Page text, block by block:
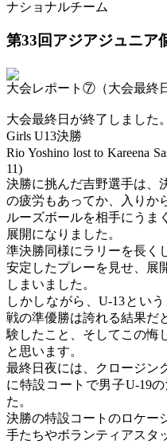
ナショナルチーム
第33回アジアジュニ
大会レポート⑦（大会最終
大会最終日が終了しました。
Girls U13決勝
Rio Yoshino lost to Kareena
11)
決勝に挑んだ吉野選手は、
の疲労もあってか、入りか
ルーズボールを相手にうま
展開になりました。
準決勝同様にラリーを長く
安定したプレーを見せ、展
しまいました。
しかしながら、U-13とい
戦の準優勝は誇れる結果だ
験したこと、そしてこの悔
と思います。
最終日夜には、クロージン
に特設コートで男子U-19
た。
決勝の特設コートのロケー
手たちやボランティアスタ